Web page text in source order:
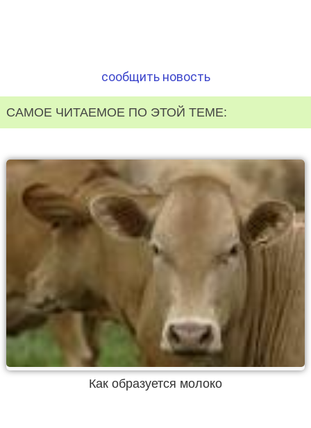
сообщить новость
САМОЕ ЧИТАЕМОЕ ПО ЭТОЙ ТЕМЕ:
Как образуется молоко